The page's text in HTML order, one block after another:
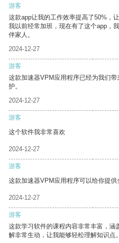
游客
这款app让我的工作效率提高了50%，
我以前经常加班，现在有了这个app，
伴家人。
2024-12-27
游客
这款加速器VPM应用程序已经为我们
护。
2024-12-27
游客
这个软件我非常喜欢
2024-12-27
游客
这款加速器VPM应用程序可以给你提供
2024-12-27
游客
这款学习软件的课程内容非常丰富，涵
解非常生动，让我能够轻松理解知识点。